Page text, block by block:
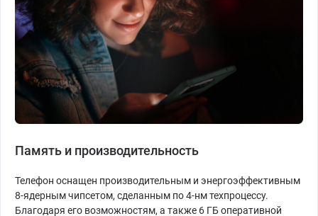
Память и производительность
Телефон оснащен производительным и энергоэффективным
8-ядерным чипсетом, сделанным по 4-нм техпроцессу.
Благодаря его возможностям, а также 6 ГБ оперативной